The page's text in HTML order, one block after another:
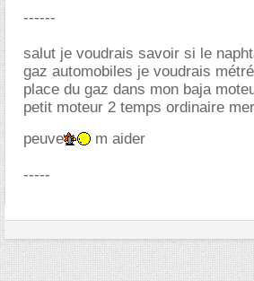
------
salut je voudrais savoir si le
gaz automobiles je voudrais
place du gaz dans mon baja
petit moteur 2 temps ordinaire
peuve
m aider
-----